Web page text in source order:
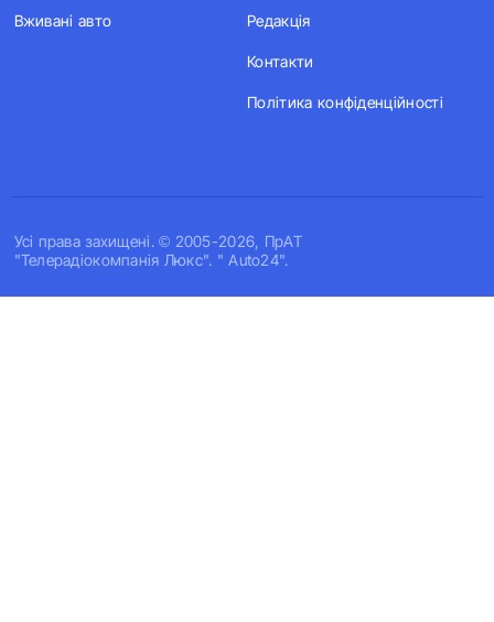
Усi права захищенi. © 2005-2026, ПрАТ
"Телерадіокомпанія Люкс". " Auto24".
Вживані авто Редакція
Контакти
Політика конфіденційності